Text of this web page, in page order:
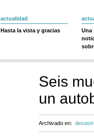
actualidad
Hasta la vista y gracias
Una
Seis
un
Archivado en: